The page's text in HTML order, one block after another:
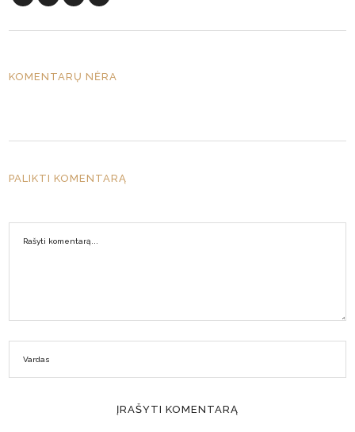
KOMENTARŲ NĖRA
PALIKTI KOMENTARĄ